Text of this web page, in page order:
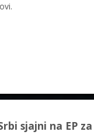
sjajni na EP